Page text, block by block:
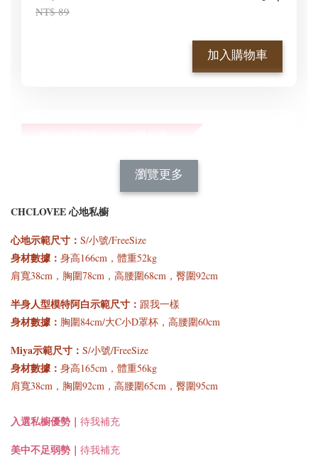
NT$ 89
加入購物車
[C] 特惠免運✨890等級
的舒適好手感*經典百
搭深圓方領正肩短袖上
衣BraTop｜3色*3尺寸
NT$ 523
[C] 怕熱舒適短袖首選*
涼感修飾蛋型領小圓V
瀏覽更多
CHCLOVEE 心地私櫥
心地示範尺寸 ： S/小號/FreeSize
身材數據： 身高166cm，體重52kg
肩寬38cm ， 胸圍78cm，高腰圍68cm，臀圍92cm
半身人型模特阿白示範尺寸： 跟我一樣
身材數據： 胸圍84cm/大C小D罩杯，高腰圍60cm
Miya示範尺寸： S/小號/FreeSize
身材數據： 身高165cm，體重56kg
肩寬38cm ， 胸圍92cm，高腰圍65cm，臀圍95cm
入選私櫥優勢｜ 待我補充
美中不足弱勢｜ 待我補充